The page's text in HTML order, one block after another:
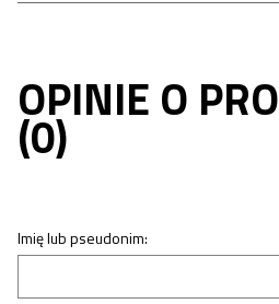
OPINIE O
(0)
Imię lub pseudonim: